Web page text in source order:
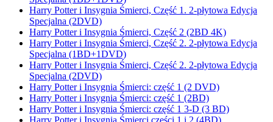
Harry Potter i Insygnia Śmierci, Część 1. 2-płytowa Edycja
Specjalna (2DVD)
Harry Potter i Insygnia Śmierci, Część 2 (2BD 4K)
Harry Potter i Insygnia Śmierci, Część 2. 2-płytowa Edycja
Specjalna (1BD+1DVD)
Harry Potter i Insygnia Śmierci, Część 2. 2-płytowa Edycja
Specjalna (2DVD)
Harry Potter i Insygnia Śmierci: część 1 (2 DVD)
Harry Potter i Insygnia Śmierci: część 1 (2BD)
Harry Potter i Insygnia Śmierci: część 1 3-D (3 BD)
Harry Potter i Insygnia Śmierci części 1 i 2 (4BD)